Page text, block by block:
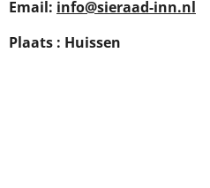
Email: info@sieraad-inn.nl
Plaats : Huissen